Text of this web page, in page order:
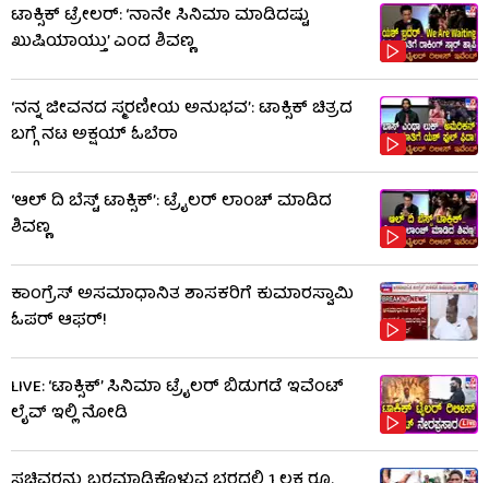
ಟಾಕ್ಸಿಕ್ ಟ್ರೇಲರ್​: ‘ನಾನೇ ಸಿನಿಮಾ ಮಾಡಿದಷ್ಟು
ಖುಷಿಯಾಯ್ತು’ ಎಂದ ಶಿವಣ್ಣ
‘ನನ್ನ ಜೀವನದ ಸ್ಮರಣೀಯ ಅನುಭವ’: ಟಾಕ್ಸಿಕ್ ಚಿತ್ರದ
ಬಗ್ಗೆ ನಟ ಅಕ್ಷಯ್ ಓಬೆರಾ
‘ಆಲ್​ ದಿ ಬೆಸ್ಟ್​ ಟಾಕ್ಸಿಕ್’: ಟ್ರೈಲರ್​ ಲಾಂಚ್ ಮಾಡಿದ
ಶಿವಣ್ಣ
ಕಾಂಗ್ರೆಸ್ ಅಸಮಾಧಾನಿತ ಶಾಸಕರಿಗೆ ಕುಮಾರಸ್ವಾಮಿ
ಓಪರ್ ಆಫರ್!
LIVE: ‘ಟಾಕ್ಸಿಕ್’ ಸಿನಿಮಾ ಟ್ರೈಲರ್ ಬಿಡುಗಡೆ ಇವೆಂಟ್
ಲೈವ್ ಇಲ್ಲಿ ನೋಡಿ